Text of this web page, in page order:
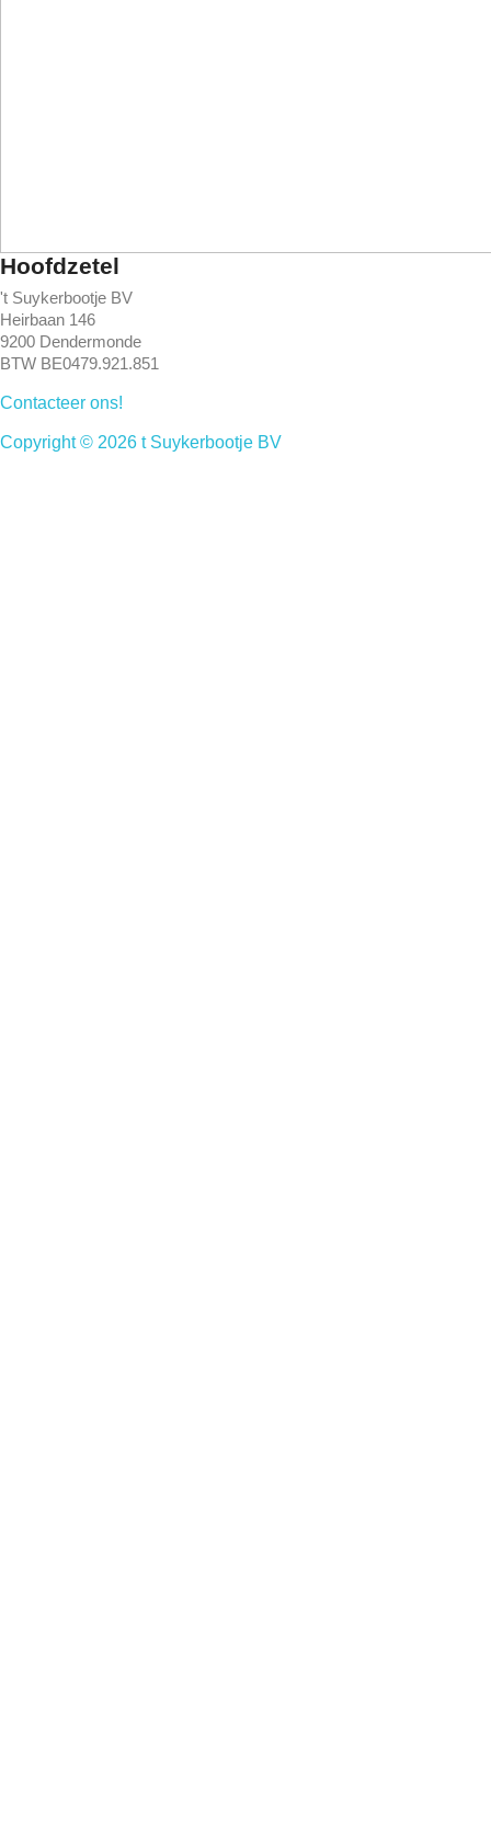
Hoofdzetel
't Suykerbootje BV
Heirbaan 146
9200 Dendermonde
BTW BE0479.921.851
Contacteer ons!
Copyright © 2026 t Suykerbootje BV